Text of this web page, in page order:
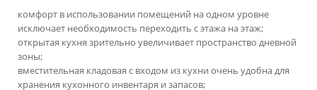
комфорт в использовании помещений на одном уровне
исключает необходимость переходить с этажа на этаж;
открытая кухня зрительно увеличивает пространство дневной
зоны;
вместительная кладовая с входом из кухни очень удобна для
хранения кухонного инвентаря и запасов;